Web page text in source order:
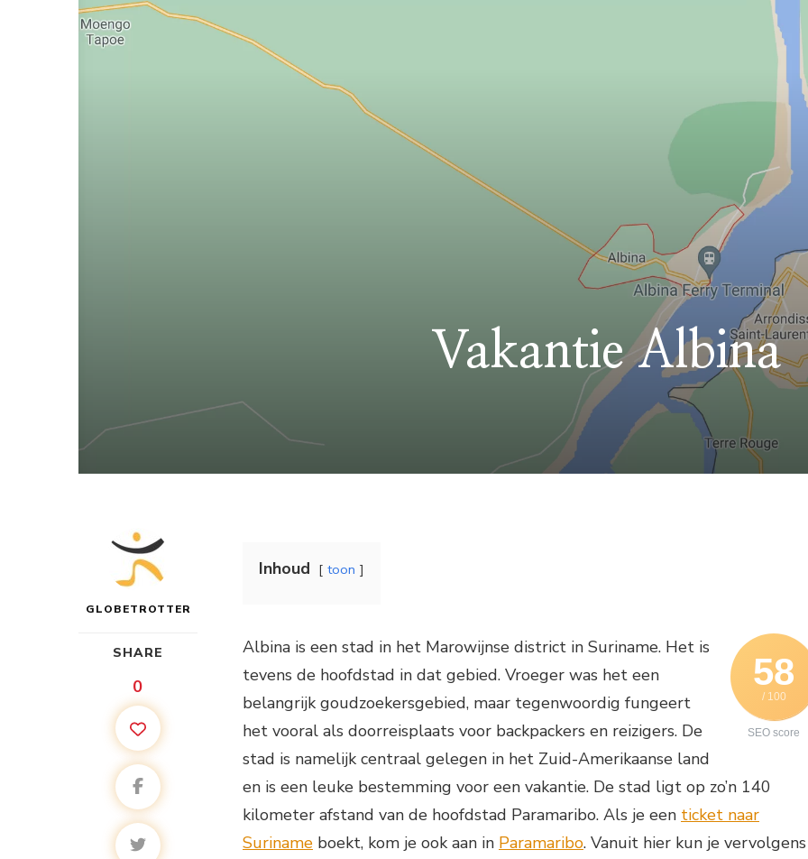
Vakantie Albina
GLOBETROTTER
SHARE
0
Inhoud toon
58
/ 100
SEO score
Albina is een stad in het Marowijnse district in Suriname. Het is
tevens de hoofdstad in dat gebied. Vroeger was het een
belangrijk goudzoekersgebied, maar tegenwoordig fungeert
het vooral als doorreisplaats voor backpackers en reizigers. De
stad is namelijk centraal gelegen in het Zuid-Amerikaanse land
en is een leuke bestemming voor een vakantie. De stad ligt op zo’n 140
kilometer afstand van de hoofdstad Paramaribo. Als je een ticket naar
Suriname boekt, kom je ook aan in Paramaribo. Vanuit hier kun je vervolgens